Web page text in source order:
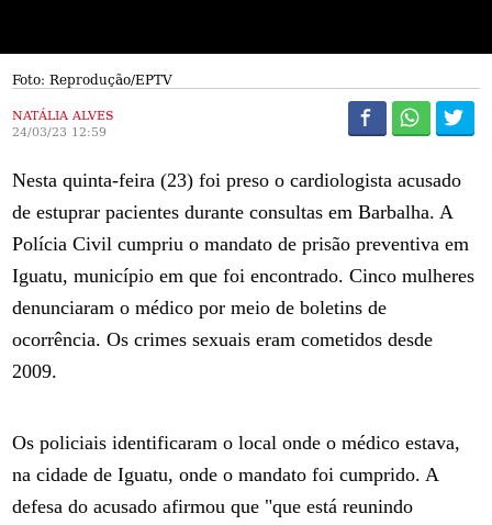
Foto: Reprodução/EPTV
NATÁLIA ALVES
24/03/23 12:59
Nesta quinta-feira (23) foi preso o cardiologista acusado
de estuprar pacientes durante consultas em Barbalha. A
Polícia Civil cumpriu o mandato de prisão preventiva em
Iguatu, município em que foi encontrado. Cinco mulheres
denunciaram o médico por meio de boletins de
ocorrência. Os crimes sexuais eram cometidos desde
2009.
Os policiais identificaram o local onde o médico estava,
na cidade de Iguatu, onde o mandato foi cumprido. A
defesa do acusado afirmou que "que está reunindo